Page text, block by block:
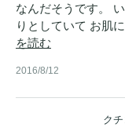
なんだそうです。
りとしていて お肌
を読む
2016/8/12
ク